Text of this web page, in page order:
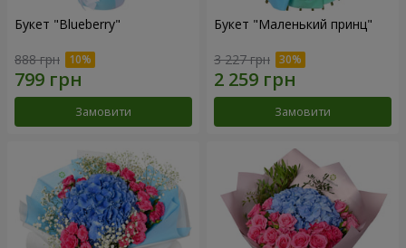
Букет "Blueberry"
888 грн
Замовити
Букет "Маленький принц"
3 227 грн
Замовити